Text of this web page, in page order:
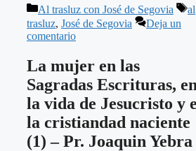
Categorías
Al trasluz con José de Segovia
al
trasluz, José de Segovia
Deja un
comentario
La mujer en las
Sagradas Escrituras, en
la vida de Jesucristo y
la cristiandad naciente
(1) – Pr. Joaquin Yebra